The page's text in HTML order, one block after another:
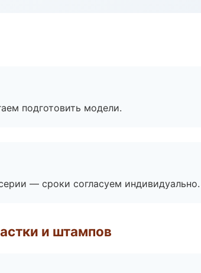
подготовить модели.
— сроки согласуем индивидуально.
и штампов